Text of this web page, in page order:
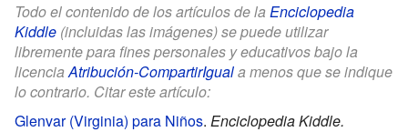
Todo el contenido de los artículos de la Enciclopedia
Kiddle (incluidas las imágenes) se puede utilizar
libremente para fines personales y educativos bajo la
licenciaAtribución-CompartirIguala menos que se indique
lo contrario. Citar este artículo:
Glenvar (Virginia) para Niños. Enciclopedia Kiddle.